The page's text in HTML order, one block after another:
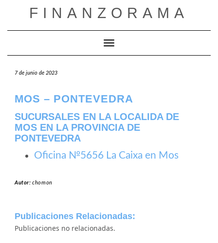
FINANZORAMA
Cambiar modo de navegación
7 de junio de 2023
MOS – PONTEVEDRA
SUCURSALES EN LA LOCALIDA DE
MOS EN LA PROVINCIA DE
PONTEVEDRA
Oficina №5656 La Caixa en Mos
Autor:chomon
Publicaciones Relacionadas:
Publicaciones no relacionadas.